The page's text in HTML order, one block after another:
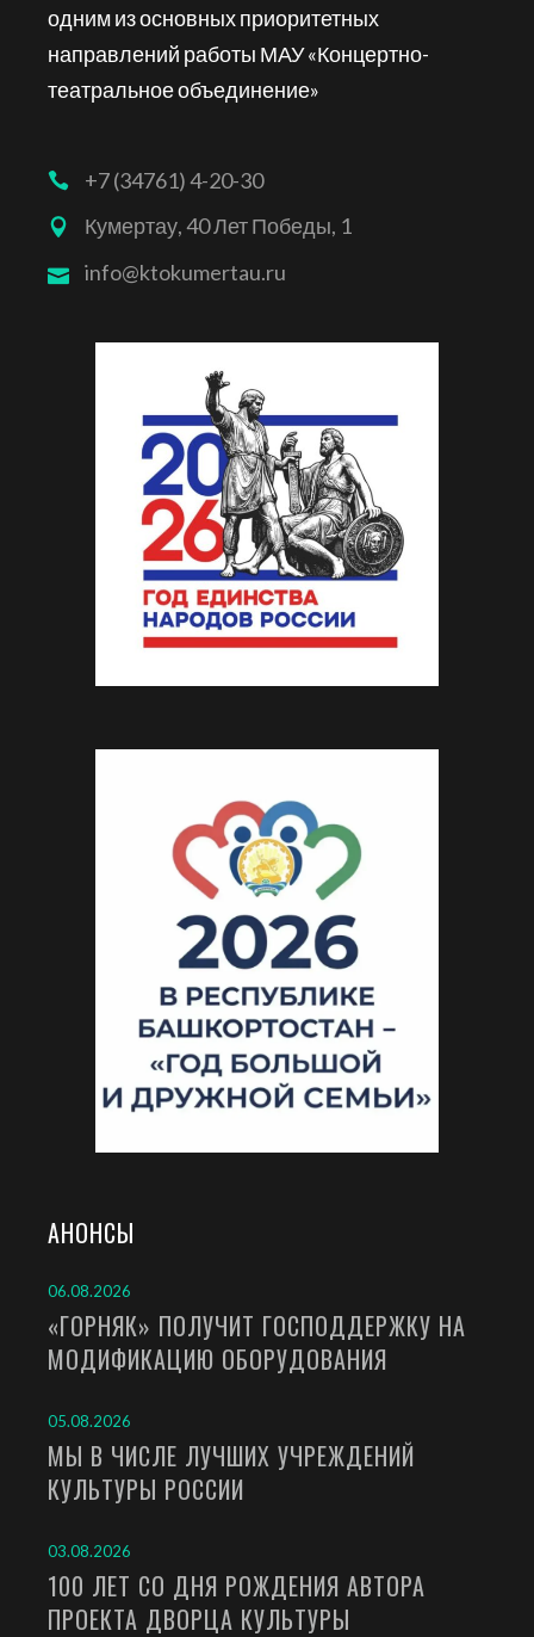
одним из основных приоритетных
направлений работы МАУ «Концертно-
театральное объединение»
+7 (34761) 4-20-30
Кумертау, 40 Лет Победы, 1
info@ktokumertau.ru
АНОНСЫ
06.08.2026
«ГОРНЯК» ПОЛУЧИТ ГОСПОДДЕРЖКУ НА
МОДИФИКАЦИЮ ОБОРУДОВАНИЯ
05.08.2026
МЫ В ЧИСЛЕ ЛУЧШИХ УЧРЕЖДЕНИЙ
КУЛЬТУРЫ РОССИИ
03.08.2026
100 ЛЕТ СО ДНЯ РОЖДЕНИЯ АВТОРА
ПРОЕКТА ДВОРЦА КУЛЬТУРЫ